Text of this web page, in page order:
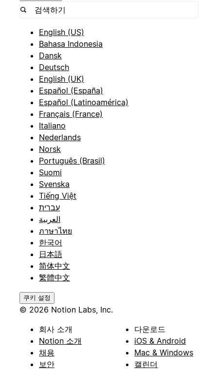
English (US)
Bahasa Indonesia
Dansk
Deutsch
English (UK)
Español (España)
Español (Latinoamérica)
Français (France)
Italiano
Nederlands
Norsk
Português (Brasil)
Suomi
Svenska
Tiếng Việt
עברית
العربية
ภาษาไทย
한국어
日本語
简体中文
繁體中文
쿠키 설정
© 2026 Notion Labs, Inc.
회사 소개
Notion 소개
채용
보안
다운로드
iOS & Android
Mac & Windows
캘린더